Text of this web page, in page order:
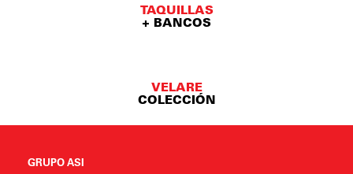
TAQUILLAS
+ BANCOS
VELARE
COLECCIÓN
GRUPO ASI